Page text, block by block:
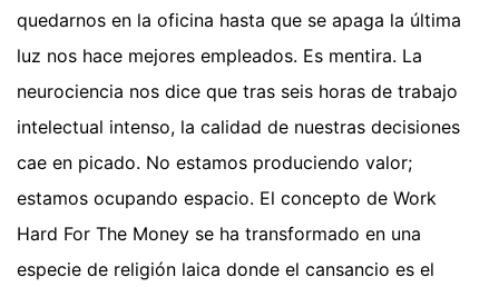
quedarnos en la oficina hasta que se apaga la última
luz nos hace mejores empleados. Es mentira. La
neurociencia nos dice que tras seis horas de trabajo
intelectual intenso, la calidad de nuestras decisiones
cae en picado. No estamos produciendo valor;
estamos ocupando espacio. El concepto de Work
Hard For The Money se ha transformado en una
especie de religión laica donde el cansancio es el